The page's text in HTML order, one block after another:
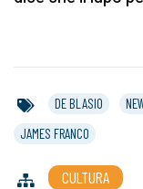
DE BLASIO
JAMES FRANCO
CULTURA